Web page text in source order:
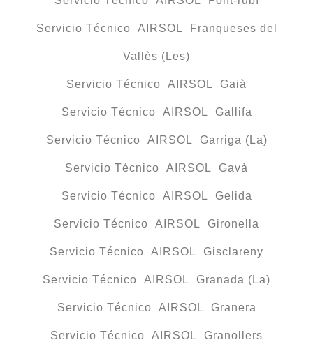
Servicio Técnico AIRSOL Franqueses del
Vallès (Les)
Servicio Técnico AIRSOL Gaià
Servicio Técnico AIRSOL Gallifa
Servicio Técnico AIRSOL Garriga (La)
Servicio Técnico AIRSOL Gavà
Servicio Técnico AIRSOL Gelida
Servicio Técnico AIRSOL Gironella
Servicio Técnico AIRSOL Gisclareny
Servicio Técnico AIRSOL Granada (La)
Servicio Técnico AIRSOL Granera
Servicio Técnico AIRSOL Granollers